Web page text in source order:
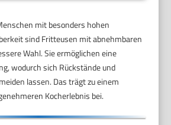
mit besonders hohen
sind Fritteusen mit abnehmbaren
Wahl. Sie ermöglichen eine
wodurch sich Rückstände und
lassen. Das trägt zu einem
Kocherlebnis bei.